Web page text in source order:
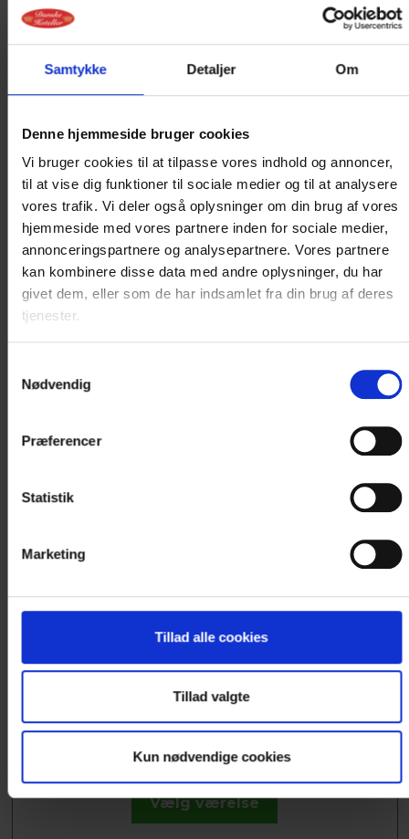
Samtykke Detaljer Om
Denne hjemmeside bruger cookies
Vi bruger cookies til at tilpasse vores indhold og annoncer,
til at vise dig funktioner til sociale medier og til at analysere
vores trafik. Vi deler også oplysninger om din brug af vores
hjemmeside med vores partnere inden for sociale medier,
annonceringspartnere og analysepartnere. Vores partnere
kan kombinere disse data med andre oplysninger, du har
givet dem, eller som de har indsamlet fra din brug af deres
tjenester.
Nødvendig
Præferencer
Statistik
Marketing
Tillad alle cookies
Tillad valgte
Kun nødvendige cookies
TV, gratis Wi-Fi, buksepresser og telefon, som det
er...
1.445 DKK
Vælg værelse
TV,...
Læs mere
1.445 DKK
Vælg værelse